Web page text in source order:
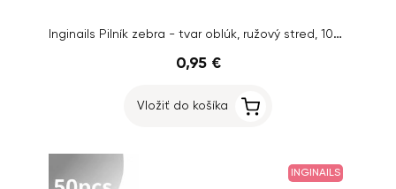
Inginails Pilník zebra - tvar oblúk, ružový stred, 100/150
0,95 €
Vložiť do košíka
INGINAILS